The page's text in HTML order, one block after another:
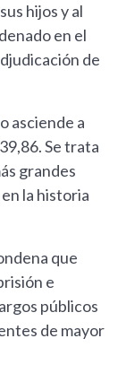
hijos y al
en el
de
asciende a
Se trata
grandes
la historia
que
e
públicos
de mayor